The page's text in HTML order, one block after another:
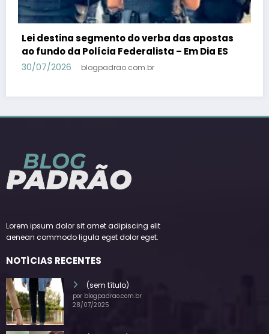
PSB confirma Geraldo Alckmin porquê
candidato a vice-presidente na fórmula com
Lula – Em Dia ES
Lorem ipsum dolor sit amet adipiscing elit
(sem título)
por blogpadrao.com.br